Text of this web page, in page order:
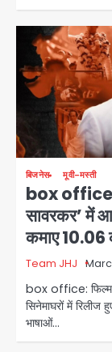
बिजनेस मूवी-मस्ती
box office:
सावरकर’ में
कमाए 10.06
Team JHJ
box office: फिल्म
सिनेमाघरों में रिलीज
भाषाओं…